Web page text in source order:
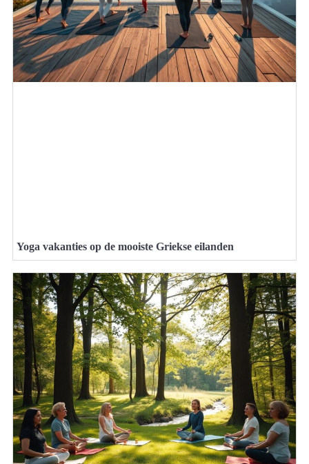
Yoga vakanties op de mooiste Griekse eilanden